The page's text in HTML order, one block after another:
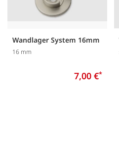
Wandlager System 16mm
16 mm
7,00 €*